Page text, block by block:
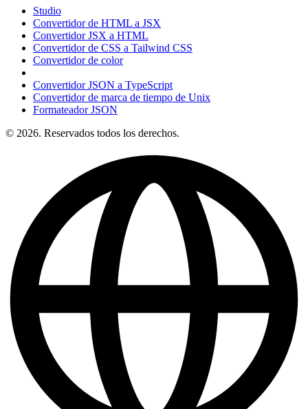
Studio
Convertidor de HTML a JSX
Convertidor JSX a HTML
Convertidor de CSS a Tailwind CSS
Convertidor de color
Convertidor JSON a TypeScript
Convertidor de marca de tiempo de Unix
Formateador JSON
© 2026. Reservados todos los derechos.